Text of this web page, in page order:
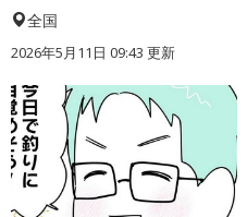
全国
2026年5月11日 09:43 更新